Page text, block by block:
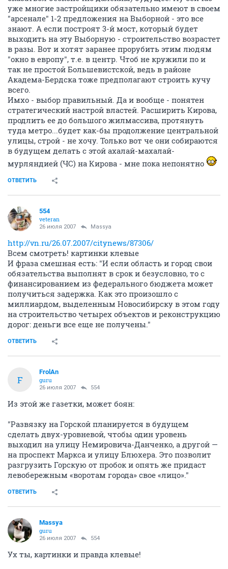
уже многие застройщики обязательно имеют в своем
"арсенале" 1-2 предложения на Выборной - это все
знают. А если построят 3-й мост, который будет
выходить на эту Выборную - строительство возрастет
в разы. Вот и хотят заранее прорубить этим людям
"окно в европу", т.е. в центр. Чтоб не кружили по и
так не простой Большевистской, ведь в районе
Академа-Бердска тоже предполагают строить кучу
всего.
Имхо - выбор правильный. Да и вообще - понятен
стратегический настрой властей. Расширить Кирова,
продлить ее до большого жилмассива, протянуть
туда метро...будет как-бы продолжение центральной
улицы, строй - не хочу. Только вот че они собираются
в будущем делать с этой ахалай-махалай-
мурляндией (ЧС) на Кирова - мне пока непонятно
ОТВЕТИТЬ
554
veteran
26 июля 2007 Massya
http://vn.ru/26.07.2007/citynews/87306/
Всем смотреть! картинки клевые
И фраза смешная есть: "И если область и город свои
обязательства выполнят в срок и безусловно, то с
финансированием из федерального бюджета может
получиться задержка. Как это произошло с
миллиардом, выделенным Новосибирску в этом году
на строительство четырех объектов и реконструкцию
дорог: деньги все еще не получены."
ОТВЕТИТЬ
F
FrolAn
guru
26 июля 2007 554
Из этой же газетки, может боян:
"Развязку на Горской планируется в будущем
сделать двух-уровневой, чтобы один уровень
выходил на улицу Немировича-Данченко, а другой —
на проспект Маркса и улицу Блюхера. Это позволит
разгрузить Горскую от пробок и опять же придаст
левобережным «воротам города» свое «лицо»."
ОТВЕТИТЬ
Massya
guru
26 июля 2007 554
Ух ты, картинки и правда клевые!